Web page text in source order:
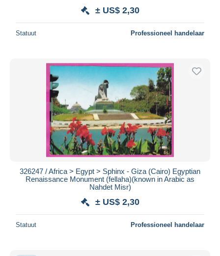
± US$ 2,30
Statuut Professioneel handelaar
326247 / Africa > Egypt > Sphinx - Giza (Cairo) Egyptian
Renaissance Monument (fellaha)(known in Arabic as
Nahdet Misr)
± US$ 2,30
Statuut Professioneel handelaar